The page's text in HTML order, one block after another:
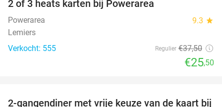
2 of 3 heats karten bij Powerarea
Powerarea 9.3 star
Lemiers
Verkocht: 555
Regulier €37,50
€25,50
2-gangendiner met vrije keuze van de kaart bij